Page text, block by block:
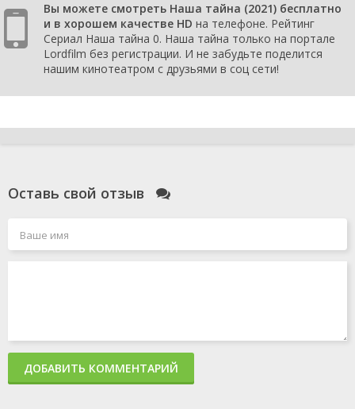
Вы можете смотреть Наша тайна (2021) бесплатно
и в хорошем качестве HD на телефоне. Рейтинг
Сериал Наша тайна 0. Наша тайна только на портале
Lordfilm без регистрации. И не забудьте поделится
нашим кинотеатром с друзьями в соц сети!
Оставь свой отзыв
ДОБАВИТЬ КОММЕНТАРИЙ